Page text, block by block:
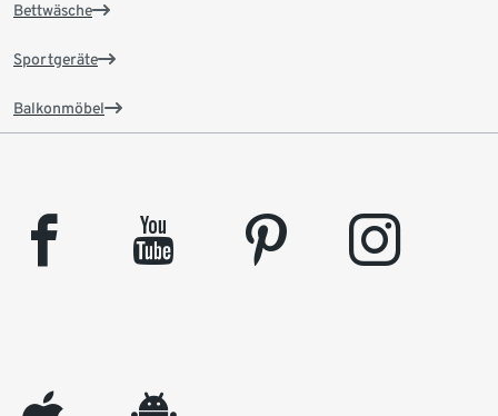
Bettwäsche
Sportgeräte
Balkonmöbel
facebook youtube pinterest instagram